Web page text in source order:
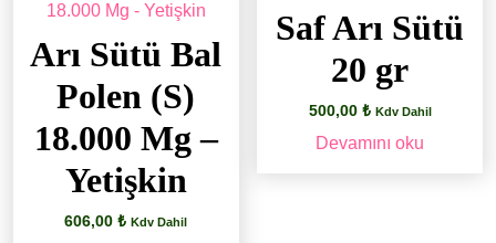
Arı Sütü Bal
Polen (S)
18.000 Mg –
Yetişkin
606,00₺ Kdv Dahil
Saf Arı Sütü
20 gr
500,00 ₺ Kdv Dahil
Devamını oku